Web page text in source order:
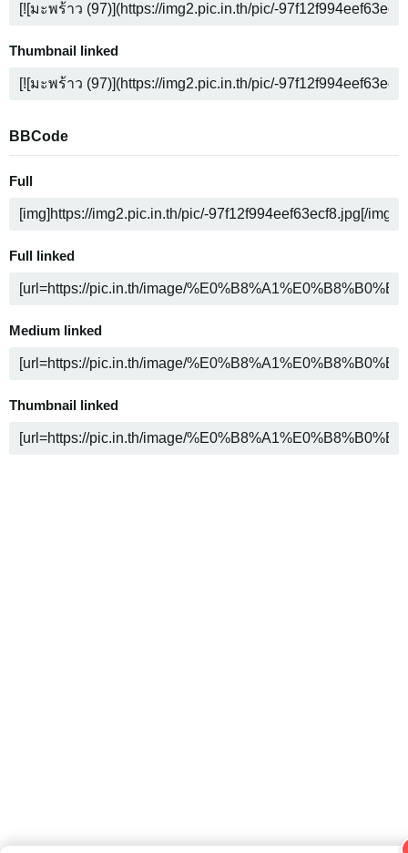
Thumbnail linked
BBCode
Full
Full linked
Medium linked
Thumbnail linked